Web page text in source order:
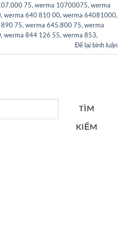
75, werma 10700075, werma
, werma 640 810 00, werma 64081000,
75, werma 645.800 75, werma
, werma 844 126 55, werma 853,
Để lại bình luận
TÌM
KIẾM